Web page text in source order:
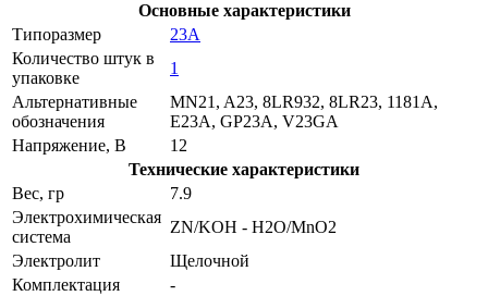
Основные характеристики
Типоразмер
23A
Количество штук в
упаковке
1
Альтернативные
обозначения
MN21, A23, 8LR932, 8LR23, 1181A,
E23A, GP23A, V23GA
Напряжение, В
12
Технические характеристики
Вес, гр
7.9
Электрохимическая
система
ZN/KOH - H2O/MnO2
Электролит
Щелочной
Комплектация
-